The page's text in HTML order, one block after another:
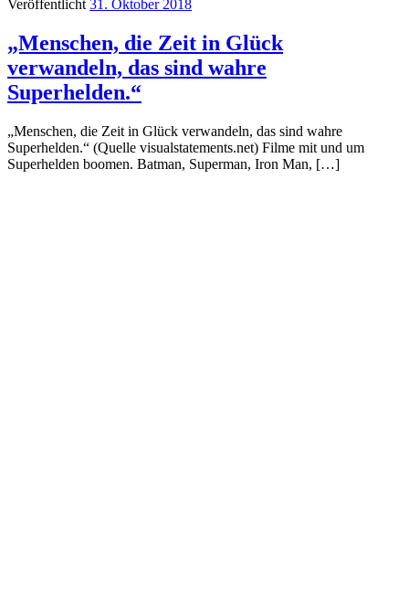
Veröffentlicht 31. Oktober 2018
„Menschen, die Zeit in Glück
verwandeln, das sind wahre
Superhelden.“
„Menschen, die Zeit in Glück verwandeln, das sind wahre
Superhelden.“ (Quelle visualstatements.net) Filme mit und um
Superhelden boomen. Batman, Superman, Iron Man, […]